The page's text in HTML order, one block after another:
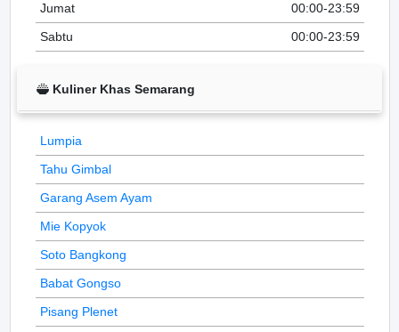
Jumat
00:00-23:59
Sabtu
00:00-23:59
Kuliner Khas Semarang
Lumpia
Tahu Gimbal
Garang Asem Ayam
Mie Kopyok
Soto Bangkong
Babat Gongso
Pisang Plenet